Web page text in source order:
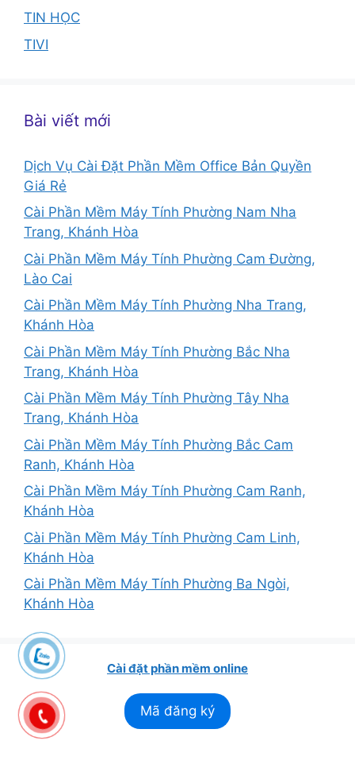
TIN HỌC
TIVI
Bài viết mới
Dịch Vụ Cài Đặt Phần Mềm Office Bản Quyền
Giá Rẻ
Cài Phần Mềm Máy Tính Phường Nam Nha
Trang, Khánh Hòa
Cài Phần Mềm Máy Tính Phường Cam Đường,
Lào Cai
Cài Phần Mềm Máy Tính Phường Nha Trang,
Khánh Hòa
Cài Phần Mềm Máy Tính Phường Bắc Nha
Trang, Khánh Hòa
Cài Phần Mềm Máy Tính Phường Tây Nha
Trang, Khánh Hòa
Cài Phần Mềm Máy Tính Phường Bắc Cam
Ranh, Khánh Hòa
Cài Phần Mềm Máy Tính Phường Cam Ranh,
Khánh Hòa
Cài Phần Mềm Máy Tính Phường Cam Linh,
Khánh Hòa
Cài Phần Mềm Máy Tính Phường Ba Ngòi,
Khánh Hòa
Cài đặt phần mềm online
Mã đăng ký